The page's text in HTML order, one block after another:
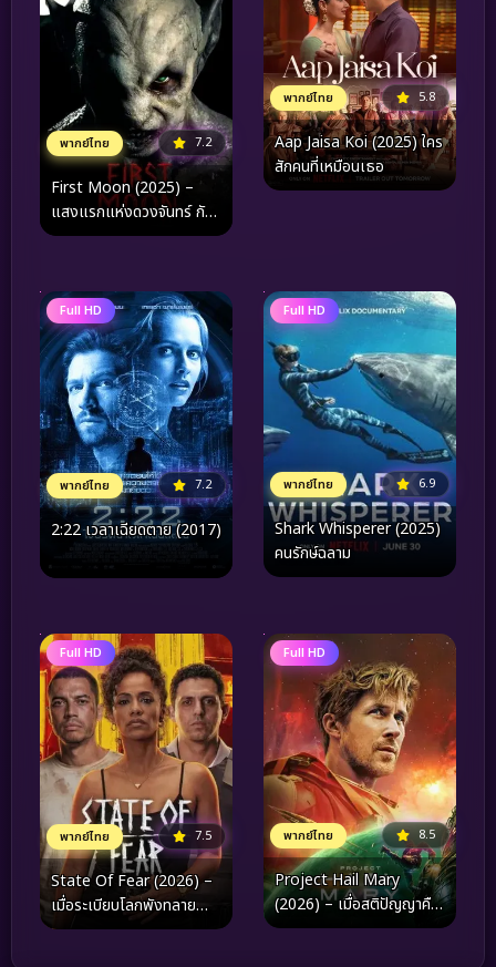
พากย์ไทย 7.2
First Moon (2025) –
แสงแรกแห่งดวงจันทร์ กับ
การเดินทางย้อนคืนสู่ห้วง
พากย์ไทย 5.8
Aap Jaisa Koi (2025) ใคร
สักคนที่เหมือนเธอ
Full HD
พากย์ไทย 7.2
2:22 เวลาเฉียดตาย (2017)
Full HD
พากย์ไทย 6.9
Shark Whisperer (2025)
คนรักษ์ฉลาม
Full HD
พากย์ไทย 7.5
State Of Fear (2026) –
เมื่อระเบียบโลกพังทลาย
และความกลัวกลายเป็น
Full HD
พากย์ไทย 8.5
Project Hail Mary
(2026) – เมื่อสติปัญญาคือ
อาวุธสุดท้าย และอวกาศคือ